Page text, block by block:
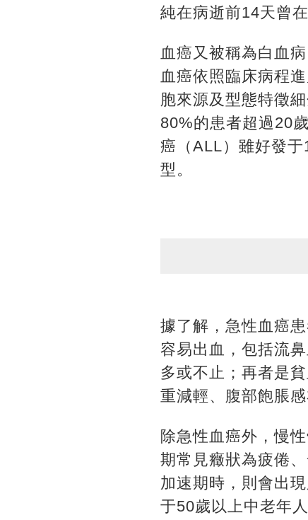
純在病逝前14天曾
血癌又被稱為白血
血癌依照臨床病程
胞來源及型態特徵
80%的患者超過20
癌（ALL）雖好發
型。
據了解，急性血癌
容易出血，包括流
多或不止；再者是
重減輕、腹部飽脹感
除急性血癌外，慢
期常見癥狀為疲倦
加速期時，則會出
于50歲以上中老年